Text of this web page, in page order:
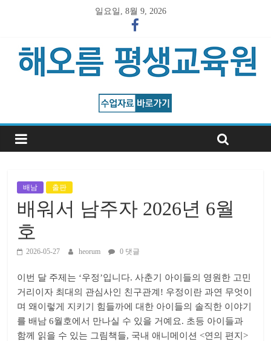
일요일, 8월 9, 2026
배남 출판
배워서 남주자 2026년 6월
호
2026-05-27 heorum 0 댓글
이번 달 주제는 ‘우정’입니다. 사춘기 아이들의 영원한 고민
거리이자 최대의 관심사인 친구관계! 우정이란 과연 무엇이
며 왜이렇게 지키기 힘들까에 대한 아이들의 솔직한 이야기
를 배남 6월호에서 만나실 수 있을 거예요. 초등 아이들과
함께 읽을 수 있는 그림책들, 국내 애니메이션 <연의 편지>